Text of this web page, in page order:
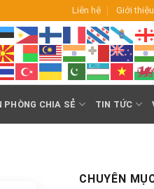
Liên hệ Giới thiệu
PHÒNG CHIA SẺ TIN TỨC
CHUYÊN